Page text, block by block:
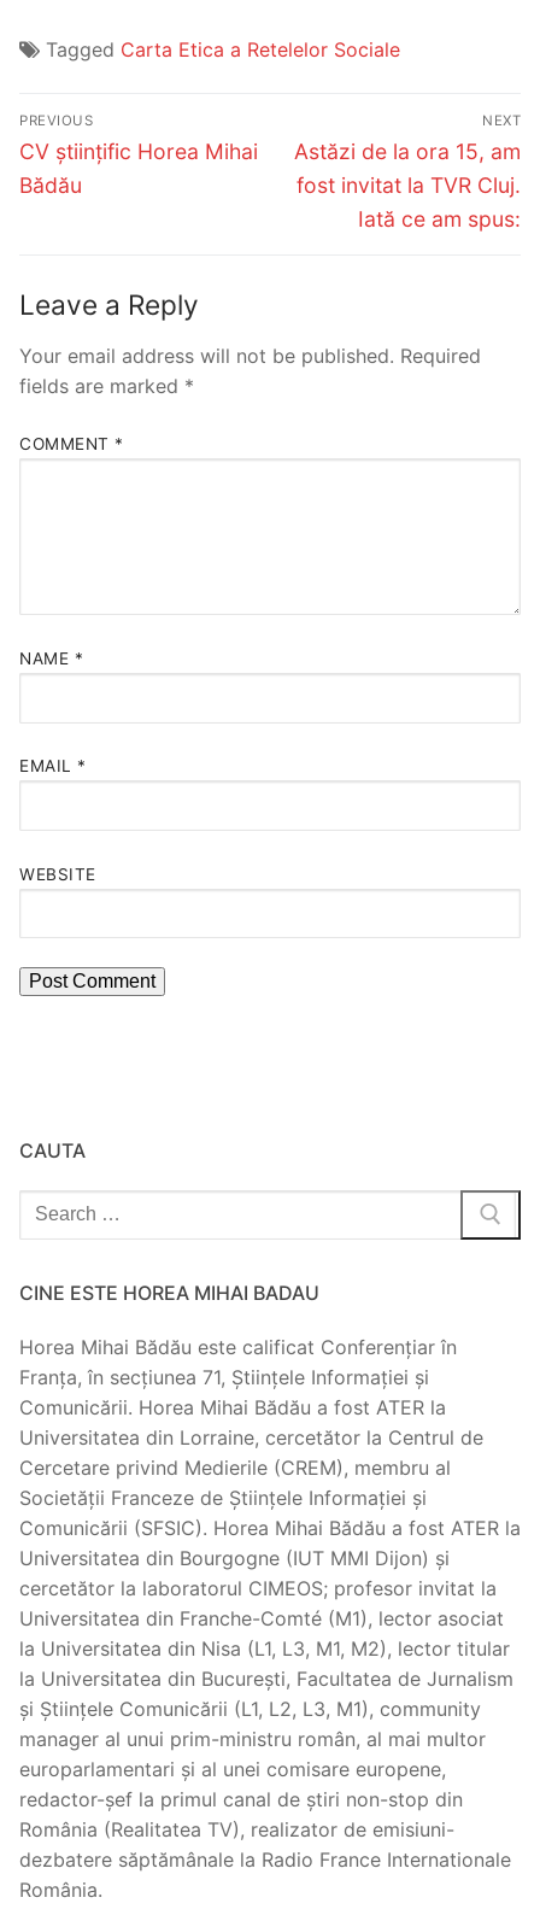
Tagged Carta Etica a Retelelor Sociale
Post
navigation
PREVIOUS
Previous
post:
CV științific Horea Mihai
Bădău
NEXT
Next
post:
Astăzi de la ora 15, am
fost invitat la TVR Cluj.
Iată ce am spus:
Leave a Reply
Your email address will not be published. Required
fields are marked *
COMMENT *
NAME *
EMAIL *
WEBSITE
CAUTA
Search
for:
CINE ESTE HOREA MIHAI BADAU
Horea Mihai Bădău este calificat Conferențiar în
Franța, în secțiunea 71, Științele Informației și
Comunicării. Horea Mihai Bădău a fost ATER la
Universitatea din Lorraine, cercetător la Centrul de
Cercetare privind Medierile (CREM), membru al
Societății Franceze de Științele Informației și
Comunicării (SFSIC). Horea Mihai Bădău a fost ATER la
Universitatea din Bourgogne (IUT MMI Dijon) și
cercetător la laboratorul CIMEOS; profesor invitat la
Universitatea din Franche-Comté (M1), lector asociat
la Universitatea din Nisa (L1, L3, M1, M2), lector titular
la Universitatea din București, Facultatea de Jurnalism
și Științele Comunicării (L1, L2, L3, M1), community
manager al unui prim-ministru român, al mai multor
europarlamentari și al unei comisare europene,
redactor-șef la primul canal de știri non-stop din
România (Realitatea TV), realizator de emisiuni-
dezbatere săptămânale la Radio France Internationale
România.